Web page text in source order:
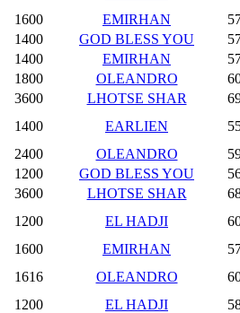
1600 EMIRHAN
1400 GOD BLESS YOU
1400 EMIRHAN
1800 OLEANDRO
3600 LHOTSE SHAR
1400 EARLIEN
2400 OLEANDRO
1200 GOD BLESS YOU
3600 LHOTSE SHAR
1200 EL HADJI
1600 EMIRHAN
1616 OLEANDRO
1200 EL HADJI